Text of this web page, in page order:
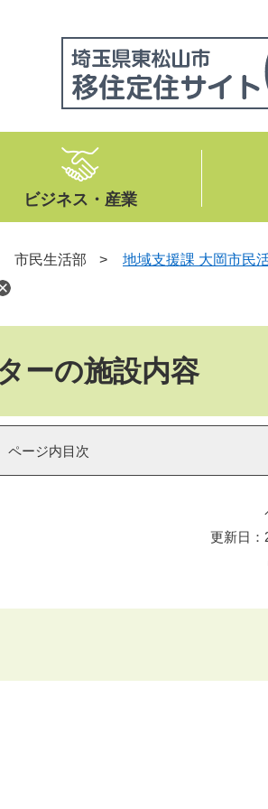
ビジネス・産業
市民生活部 > 地域支援課 大岡市民
ーの施設内容
ページ内目次
更新日：